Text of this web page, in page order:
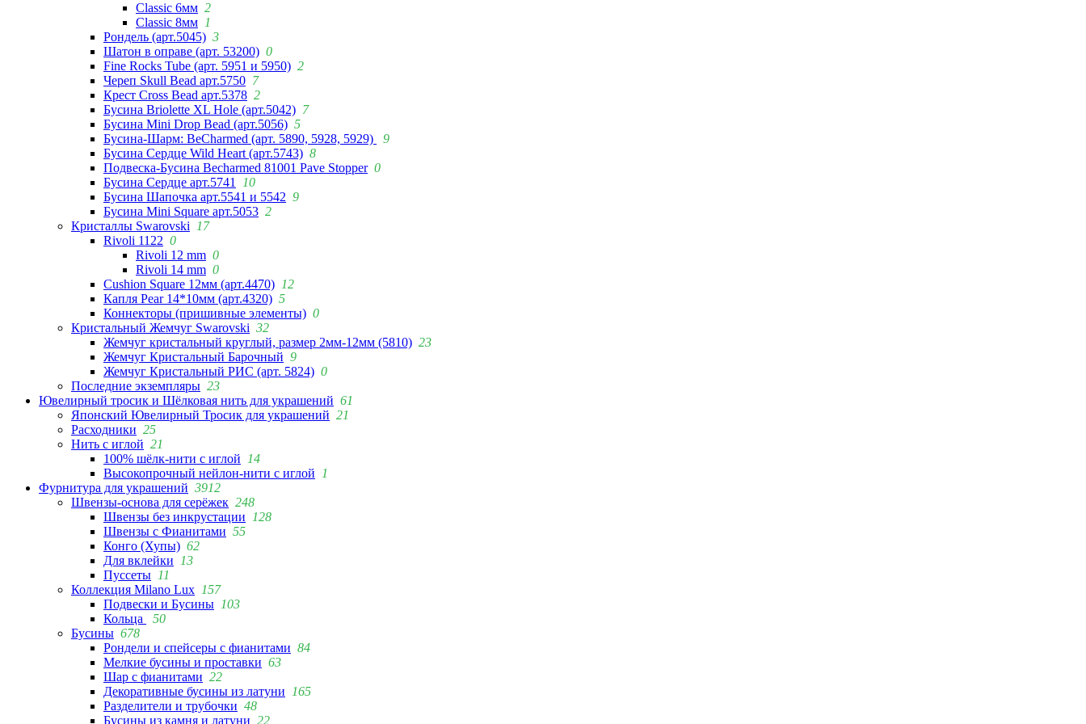
Classic 6мм 2
Classic 8мм 1
Рондель (арт.5045) 3
Шатон в оправе (арт. 53200) 0
Fine Rocks Tube (арт. 5951 и 5950) 2
Череп Skull Bead арт.5750 7
Крест Cross Bead арт.5378 2
Бусина Briolette XL Hole (арт.5042) 7
Бусина Mini Drop Bead (арт.5056) 5
Бусина-Шарм: BeCharmed (арт. 5890, 5928, 5929)
9
Бусина Сердце Wild Heart (арт.5743) 8
Подвеска-Бусина Becharmed 81001 Pave Stopper 0
Бусина Сердце арт.5741
10
Бусина Шапочка арт.5541 и 5542 9
Бусина Mini Square арт.5053 2
Кристаллы Swarovski
17
Rivoli 1122 0
Rivoli 12 mm 0
Rivoli 14 mm 0
Cushion Square 12мм (арт.4470) 12
Капля Pear 14*10мм (арт.4320) 5
Коннекторы (пришивные элементы) 0
Кристальный Жемчуг Swarovski 32
Жемчуг кристальный круглый, размер 2мм-12мм (5810) 23
Жемчуг Кристальный Барочный 9
Жемчуг Кристальный РИС (арт. 5824) 0
Последние экземпляры 23
Ювелирный тросик и Шёлковая нить для украшений 61
Японский Ювелирный Тросик для украшений 21
Расходники 25
Нить с иглой 21
100% шёлк-нити с иглой
14
Высокопрочный нейлон-нити с иглой
1
Фурнитура для украшений 3912
Швензы-основа для серёжек 248
Швензы без инкрустации
128
Швензы с Фианитами 55
Конго (Хупы) 62
Для вклейки
13
Пуссеты 11
Коллекция Milano Lux 157
Подвески и Бусины 103
Кольца
50
Бусины 678
Рондели и спейсеры с фианитами 84
Мелкие бусины и проставки 63
Шар с фианитами 22
Декоративные бусины из латуни
165
Разделители и трубочки 48
Бусины из камня и латуни 22